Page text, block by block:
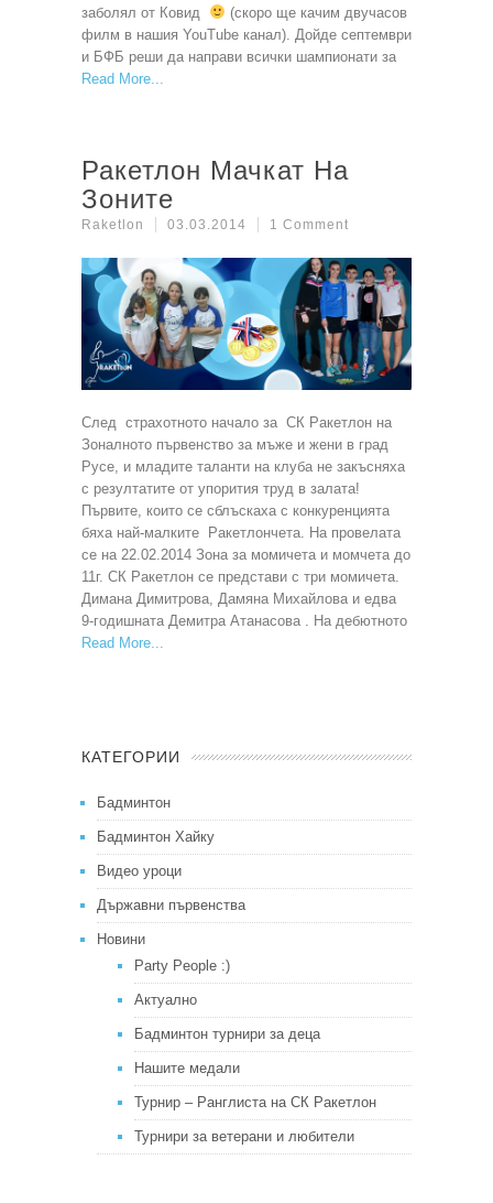
заболял от Ковид
(скоро ще качим двучасов
филм в нашия YouTube канал). Дойде септември
и БФБ реши да направи всички шампионати за
Read More
Ракетлон Мачкат На
Зоните
Raketlon 03.03.2014 1 Comment
След страхотното начало за СК Ракетлон на
Зоналното първенство за мъже и жени в град
Русе, и младите таланти на клуба не закъсняха
с резултатите от упорития труд в залата!
Първите, които се сблъскаха с конкуренцията
бяха най-малките Ракетлончета. На провелата
се на 22.02.2014 Зона за момичета и момчета до
11г. СК Ракетлон се представи с три момичета.
Димана Димитрова, Дамяна Михайлова и едва
9-годишната Демитра Атанасова . На дебютното
Read More
КАТЕГОРИИ
Бадминтон
Бадминтон Хайку
Видео уроци
Държавни първенства
Новини
Party People :)
Актуално
Бадминтон турнири за деца
Нашите медали
Турнир – Ранглиста на СК Ракетлон
Турнири за ветерани и любители